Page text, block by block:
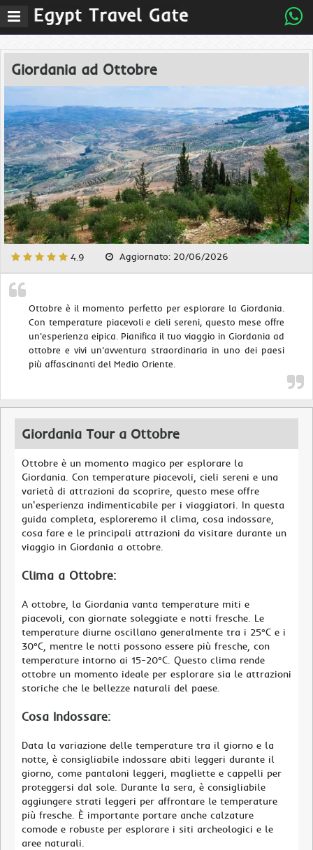
Menu
Giordania ad Ottobre
4.9 Aggiornato: 20/06/2026
Ottobre è il momento perfetto per esplorare la Giordania.
Con temperature piacevoli e cieli sereni, questo mese offre
un'esperienza eipica. Pianifica il tuo viaggio in Giordania ad
ottobre e vivi un'avventura straordinaria in uno dei paesi
più affascinanti del Medio Oriente.
Giordania Tour a Ottobre
Ottobre è un momento magico per esplorare la
Giordania. Con temperature piacevoli, cieli sereni e una
varietà di attrazioni da scoprire, questo mese offre
un'esperienza indimenticabile per i viaggiatori. In questa
guida completa, esploreremo il clima, cosa indossare,
cosa fare e le principali attrazioni da visitare durante un
viaggio in Giordania a ottobre.
Clima a Ottobre:
A ottobre, la Giordania vanta temperature miti e
piacevoli, con giornate soleggiate e notti fresche. Le
temperature diurne oscillano generalmente tra i 25°C e i
30°C, mentre le notti possono essere più fresche, con
temperature intorno ai 15-20°C. Questo clima rende
ottobre un momento ideale per esplorare sia le attrazioni
storiche che le bellezze naturali del paese.
Cosa Indossare:
Data la variazione delle temperature tra il giorno e la
notte, è consigliabile indossare abiti leggeri durante il
giorno, come pantaloni leggeri, magliette e cappelli per
proteggersi dal sole. Durante la sera, è consigliabile
aggiungere strati leggeri per affrontare le temperature
più fresche. È importante portare anche calzature
comode e robuste per esplorare i siti archeologici e le
aree naturali.